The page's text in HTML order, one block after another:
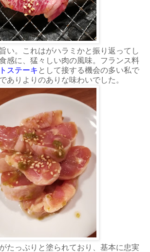
い。これはがハラミかと振り返ってし
感に、猛々しい肉の風味。フランス料
ステーキ として接する機会の多い私で
ありよりのありな味わいでした。
たっぷりと塗られており、基本に忠実